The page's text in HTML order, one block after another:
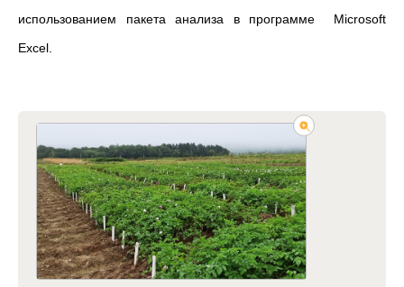
использованием пакета анализа в программе Microsoft
Excel.